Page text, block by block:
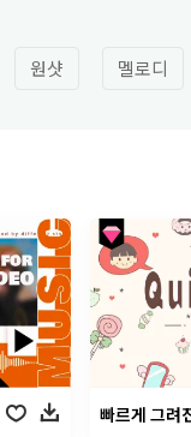
원샷 멜로디
빠르게 그려